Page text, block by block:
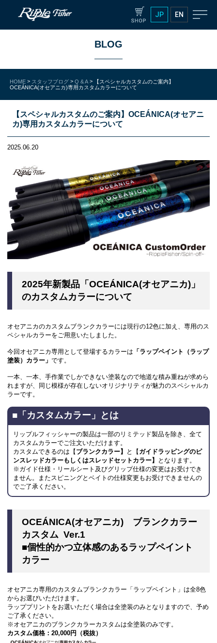
JP EN
BLOG
HOME > スタッフブログ > Q & A >
【スペシャルカスタムのご案内】
OCEÁNICA(オセアニカ)専用カスタムカラーについて
【スペシャルカスタムのご案内】OCEÁNICA(オセアニ
カ)専用カスタムカラーについて
2025.06.20
2025年新製品「OCEÁNICA(オセアニカ)」
のカスタムカラーについて
オセアニカのカスタムブランクカラーには現行の12色に加え、専用のス
ペシャルカラーをご用意いたしました。
今回オセアニカ専用として登場するカラーは 「ラップペイント（ラップ
塗装）カラー」 です。
一本、一本、手作業でしかできない塗装なので地道な積み重ねが求めら
れますが、同じ模様が存在しないオリジナリティが魅力のスペシャルカ
ラーです。
■「カスタムカラー」とは
リップルフィッシャーの製品は一部のリミテッド製品を除き、全て
カスタムカラーでご注文いただけます。
カスタムできるのは【 ブランクカラー】 と【 ガイドラッピングのピ
ンスレッドカラーもしくはスレッドセットカラー】
となります。
※ガイド仕様・リールシート及びグリップ仕様の変更はお受けでき
ません。またスピニングとベイトの仕様変更もお受けできませんの
でご了承ください。
OCEÁNICA(オセアニカ) ブランクカラー
カスタム Ver.1
■個性的かつ立体感のあるラップペイント
カラー
オセアニカ専用のカスタムブランクカラー「ラップペイント」は全8色
からお選びいただけます。
ラッププリントをお選いただく場合は全塗装のみとなりますので、予め
ご了承ください。
※オセアニカのブランクカラーカスタムは全塗装のみです。
カスタム価格：20,000円（税抜）